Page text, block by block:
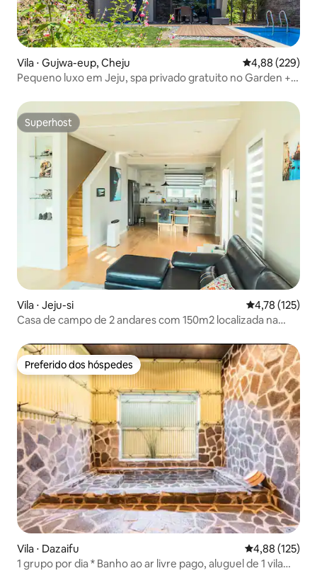
Vila ⋅ Gujwa-eup, Cheju 4,88 de uma
4,88 (229)
Pequeno luxo em Jeju, spa privado gratuito no Garden +
primeiro andar)
Superhost
Superhost
Vila ⋅ Jeju-si 4,78 de uma
4,78 (125)
Casa de campo de 2 andares com 150m2 localizada na
Preferido dos hóspedes
Preferido dos hóspedes
Vila ⋅ Dazaifu 4,88 de uma
4,88 (125)
1 grupo por dia * Banho ao ar livre pago, aluguel de 1 vila